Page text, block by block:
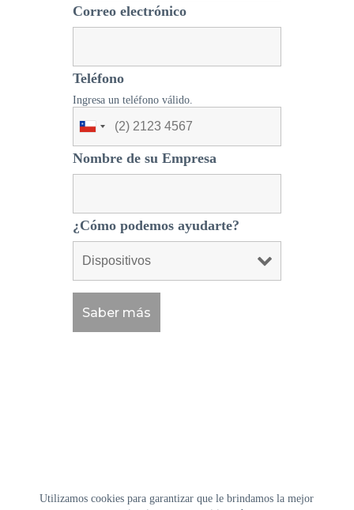
Utilizamos cookies para garantizar que le brindamos la mejor
Correo electrónico
Teléfono
Ingresa un teléfono válido.
Nombre de su Empresa
¿Cómo podemos ayudarte?
Home Empresa
Soluciones